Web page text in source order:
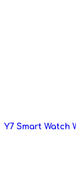
Y7 Smart Watch